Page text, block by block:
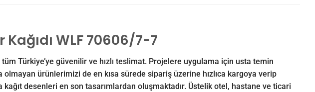
WLF 70606/7-7
tüm Türkiye’ye güvenilir ve hızlı teslimat. Projelere uygulama için usta temin
ürünlerimizi de en kısa sürede sipariş üzerine hızlıca kargoya verip
desenleri en son tasarımlardan oluşmaktadır. Üstelik otel, hastane ve ticari